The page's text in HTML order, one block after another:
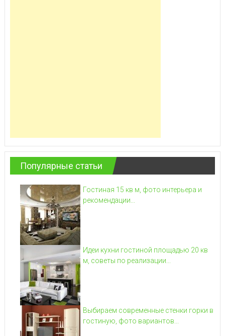
Популярные статьи
Гостиная 15 кв м, фото интерьера и
рекомендации...
Идеи кухни гостиной площадью 20 кв
м, советы по реализации...
Выбираем современные стенки горки в
гостиную, фото вариантов...